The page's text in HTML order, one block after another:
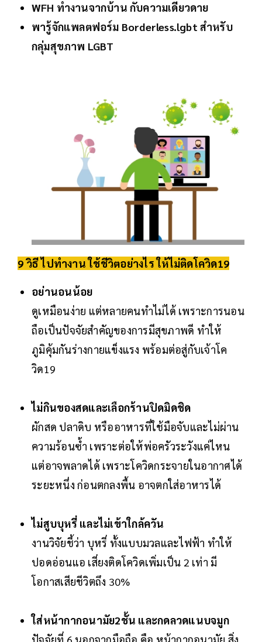
WFH ทำงานจากบ้าน กับความเดียวดาย
พารู้จักแพลตฟอร์ม Borderless.lgbt สำหรับ
กลุ่มสุขภาพ LGBT
9 วิธี ไปทำงาน ใช้ชีวิตอย่างไร ให้ไม่ติดโควิด19
อย่านอนน้อย
ดูเหมือนง่าย แต่หลายคนทำไม่ได้ เพราะการนอน
ถือเป็นปัจจัยสำคัญของการมีสุขภาพดี ทำให้
ภูมิคุ้มกันร่างกายแข็งแรง พร้อมต่อสู่กับเจ้าโค
วิด19
ไม่กินของสดและเลือกร้านปิดมิดชิด
ผักสด ปลาดิบ หรืออาหารที่ใช้มือจับและไม่ผ่าน
ความร้อนซ้ำ เพราะต่อให้พ่อครัวระวังแค่ไหน
แต่อาจพลาดได้ เพราะโควิดกระจายในอากาศได้
ระยะหนึ่ง ก่อนตกลงพื้น อาจตกใส่อาหารได้
ไม่สูบบุหรี่ และไม่เข้าใกล้ควัน
งานวิจัยชี้ว่า บุหรี่ ทั้งแบบมวลและไฟฟ้า ทำให้
ปอดอ่อนแอ เสี่ยงติดโควิดเพิ่มเป็น 2 เท่า มี
โอกาสเสียชีวิตถึง 30%
ใส่หน้ากากอนามัย2ชั้น และกดลวดแนบจมูก
ปัจจัยที่ 6 นอกจากมือถือ คือ หน้ากากอนามัย สิ่ง